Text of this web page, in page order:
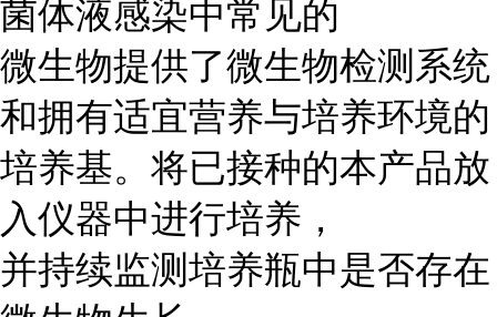
菌体液感染中常见的
微生物提供了微生物检测系统
和拥有适宜营养与培养环境的
培养基。将已接种的本产品放
入仪器中进行培养，
并持续监测培养瓶中是否存在